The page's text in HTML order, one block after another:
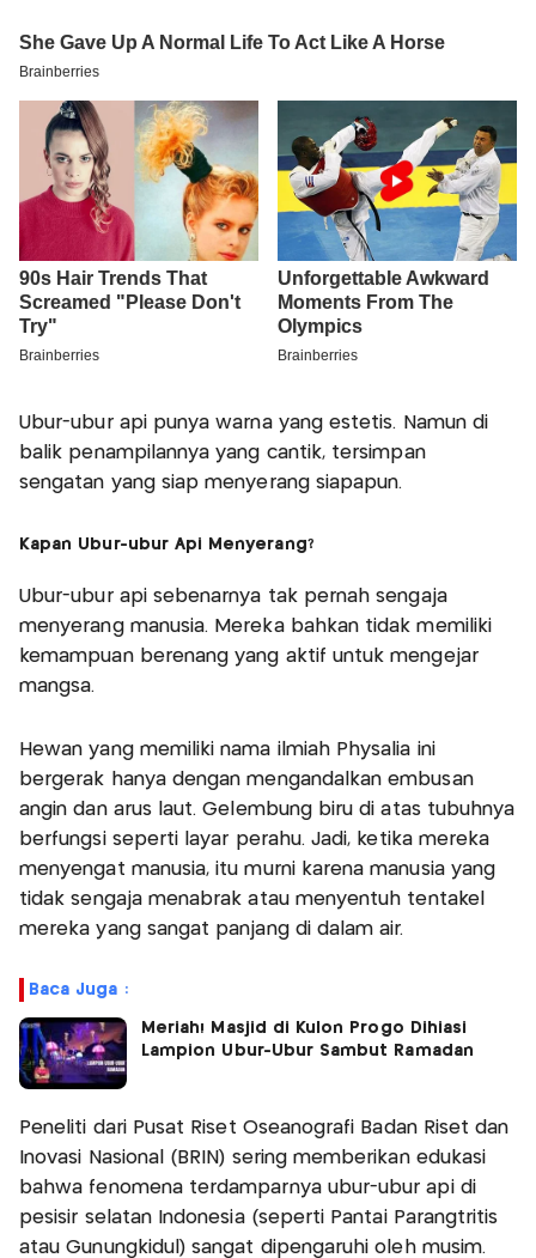
Ubur-ubur api punya warna yang estetis. Namun di
balik penampilannya yang cantik, tersimpan
sengatan yang siap menyerang siapapun.
Kapan Ubur-ubur Api Menyerang?
Ubur-ubur api sebenarnya tak pernah sengaja
menyerang manusia. Mereka bahkan tidak memiliki
kemampuan berenang yang aktif untuk mengejar
mangsa.
Hewan yang memiliki nama ilmiah Physalia ini
bergerak hanya dengan mengandalkan embusan
angin dan arus laut. Gelembung biru di atas tubuhnya
berfungsi seperti layar perahu. Jadi, ketika mereka
menyengat manusia, itu murni karena manusia yang
tidak sengaja menabrak atau menyentuh tentakel
mereka yang sangat panjang di dalam air.
Baca Juga :
Meriah! Masjid di Kulon Progo Dihiasi
Lampion Ubur-Ubur Sambut Ramadan
Peneliti dari Pusat Riset Oseanografi Badan Riset dan
Inovasi Nasional (BRIN) sering memberikan edukasi
bahwa fenomena terdamparnya ubur-ubur api di
pesisir selatan Indonesia (seperti Pantai Parangtritis
atau Gunungkidul) sangat dipengaruhi oleh musim.